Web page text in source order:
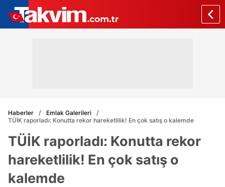
Haberler
Emlak Galerileri
TÜİK raporladı: Konutta rekor hareketlilik! En çok satış o kalemde
TÜİK raporladı: Konutta rekor
hareketlilik! En çok satış o
kalemde